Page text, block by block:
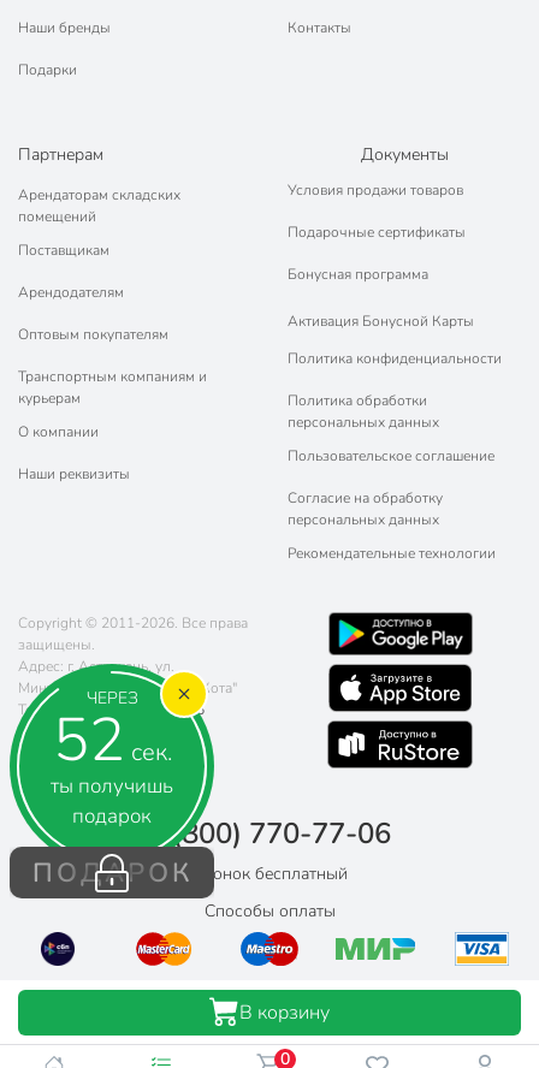
ЧЕРЕЗ
52 сек.
ты получишь
подарок
ПОДАРОК
Наши бренды
Подарки
Контакты
Партнерам
Арендаторам складских
помещений
Поставщикам
Арендодателям
Оптовым покупателям
Транспортным компаниям и
курьерам
О компании
Наши реквизиты
Документы
Условия продажи товаров
Подарочные сертификаты
Бонусная программа
Активация Бонусной Карты
Политика конфиденциальности
Политика обработки
персональных данных
Пользовательское соглашение
Согласие на обработку
персональных данных
Рекомендательные технологии
Copyright © 2011-2026. Все права
защищены.
Адрес: г. Астрахань, ул.
Минусинская, д. 8, ТЦ "Три Кота"
Телефон:
8 (800) 770-77-06
Почта:sales@poryadok.ru
8 (800) 770-77-06
Звонок бесплатный
Способы оплаты
0
В корзину